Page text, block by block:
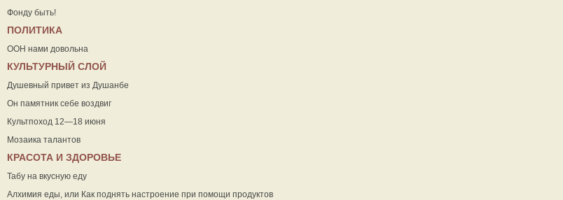
Фонду быть!
ПОЛИТИКА
ООН нами довольна
КУЛЬТУРНЫЙ СЛОЙ
Душевный привет из Душанбе
Он памятник себе воздвиг
Культпоход 12—18 июня
Мозаика талантов
КРАСОТА И ЗДОРОВЬЕ
Табу на вкусную еду
Алхимия еды, или Как поднять настроение при помощи продуктов